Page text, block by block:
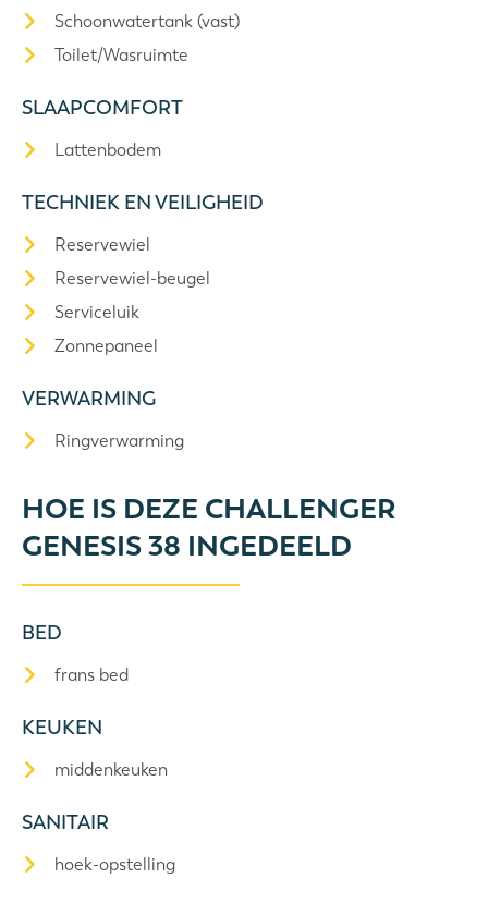
Schoonwatertank (vast)
Toilet/Wasruimte
SLAAPCOMFORT
Lattenbodem
TECHNIEK EN VEILIGHEID
Reservewiel
Reservewiel-beugel
Serviceluik
Zonnepaneel
VERWARMING
Ringverwarming
HOE IS DEZE CHALLENGER
GENESIS 38 INGEDEELD
BED
frans bed
KEUKEN
middenkeuken
SANITAIR
hoek-opstelling